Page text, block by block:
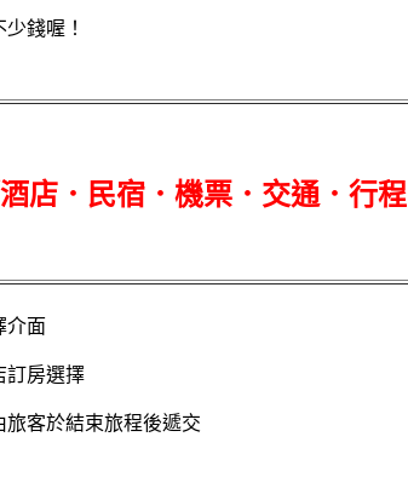
錢喔！
店．民宿．機票．交通．行程
介面
訂房選擇
客於結束旅程後遞交